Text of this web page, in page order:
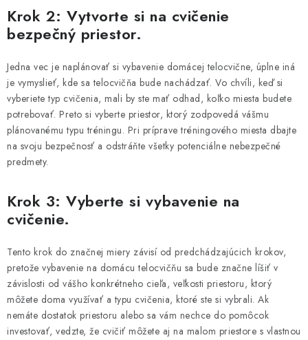
Krok 2: Vytvorte si na cvičenie
bezpečný priestor.
Jedna vec je naplánovať si vybavenie domácej telocvične, úplne iná
je vymyslieť, kde sa telocvičňa bude nachádzať. Vo chvíli, keď si
vyberiete typ cvičenia, mali by ste mať odhad, koľko miesta budete
potrebovať. Preto si vyberte priestor, ktorý zodpovedá vášmu
plánovanému typu tréningu. Pri príprave tréningového miesta dbajte
na svoju bezpečnosť a odstráňte všetky potenciálne nebezpečné
predmety.
Krok 3: Vyberte si vybavenie na
cvičenie.
Tento krok do značnej miery závisí od predchádzajúcich krokov,
pretože vybavenie na domácu telocvičňu sa bude značne líšiť v
závislosti od vášho konkrétneho cieľa, veľkosti priestoru, ktorý
môžete doma využívať a typu cvičenia, ktoré ste si vybrali. Ak
nemáte dostatok priestoru alebo sa vám nechce do pomôcok
investovať, vedzte, že cvičiť môžete aj na malom priestore s vlastnou